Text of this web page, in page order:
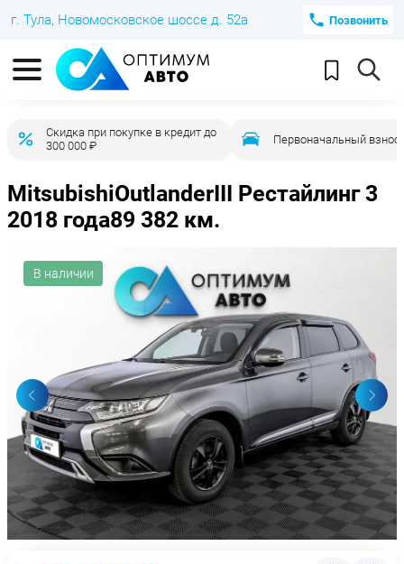
г. Тула, Новомосковское шоссе д. 52а Позвонить
Скидка при покупке в кредит до
300 000 ₽
Первоначальный взнос
MitsubishiOutlanderIII Рестайлинг 3
2018 года89 382 км.
В наличии